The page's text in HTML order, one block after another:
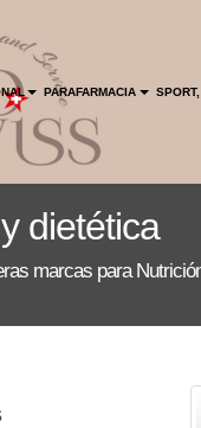
PARAFARMACIA
dietética
marcas para